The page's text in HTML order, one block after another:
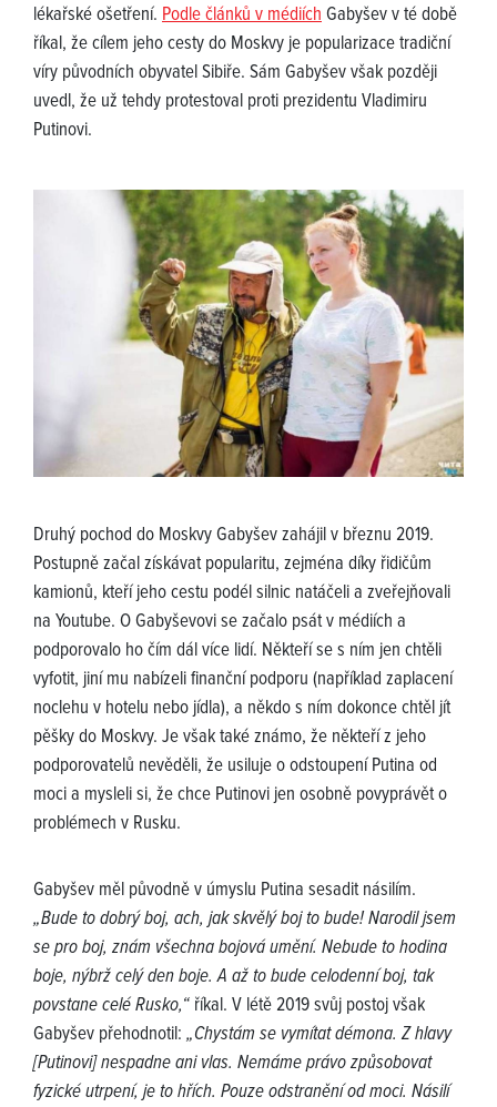
lékařské ošetření. Podle článků v médiíchGabyšev v té době
říkal, že cílem jeho cesty do Moskvy je popularizace tradiční
víry původních obyvatel Sibiře. Sám Gabyšev však později
uvedl, že už tehdy protestoval proti prezidentu Vladimiru
Putinovi.
Druhý pochod do Moskvy Gabyšev zahájil v březnu 2019.
Postupně začal získávat popularitu, zejména díky řidičům
kamionů, kteří jeho cestu podél silnic natáčeli a zveřejňovali
na Youtube. O Gabyševovi se začalo psát v médiích a
podporovalo ho čím dál více lidí. Někteří se s ním jen chtěli
vyfotit, jiní mu nabízeli finanční podporu (například zaplacení
noclehu v hotelu nebo jídla), a někdo s ním dokonce chtěl jít
pěšky do Moskvy. Je však také známo, že někteří z jeho
podporovatelů nevěděli, že usiluje o odstoupení Putina od
moci a mysleli si, že chce Putinovi jen osobně povyprávět o
problémech v Rusku.
Gabyšev měl původně v úmyslu Putina sesadit násilím.
„Bude to dobrý boj, ach, jak skvělý boj to bude! Narodil jsem
se pro boj, znám všechna bojová umění. Nebude to hodina
boje, nýbrž celý den boje. A až to bude celodenní boj, tak
povstane celé Rusko,“ říkal. V létě 2019 svůj postoj však
Gabyšev přehodnotil: „Chystám se vymítat démona. Z hlavy
[Putinovi] nespadne ani vlas. Nemáme právo způsobovat
fyzické utrpení, je to hřích. Pouze odstranění od moci. Násilí